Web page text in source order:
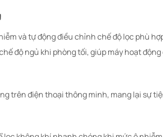
và tự động điều chỉnh chế độ lọc phù
độ ngủ khi phòng tối, giúp máy hoạt động
trên điện thoại thông minh, mang lại sự